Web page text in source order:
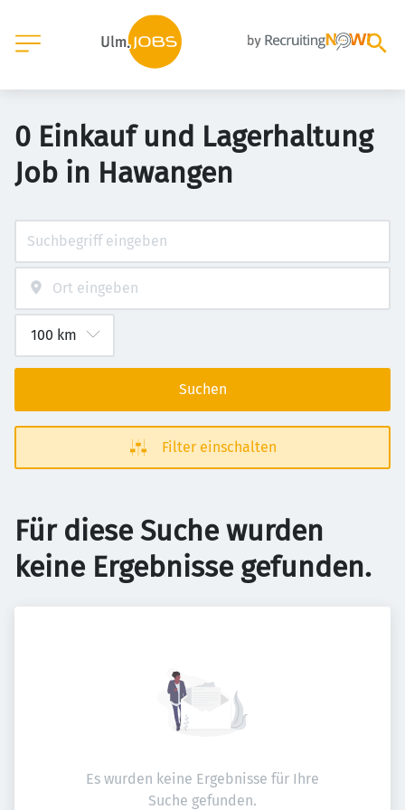
0 Einkauf und Lagerhaltung
Job in Hawangen
Suchen
Filter einschalten
Für diese Suche wurden
keine Ergebnisse gefunden.
Es wurden keine Ergebnisse für Ihre
Suche gefunden.